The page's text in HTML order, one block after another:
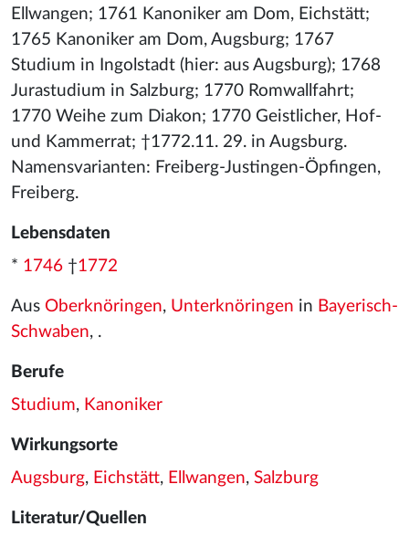
Ellwangen; 1761 Kanoniker am Dom, Eichstätt;
1765 Kanoniker am Dom, Augsburg; 1767
Studium in Ingolstadt (hier: aus Augsburg); 1768
Jurastudium in Salzburg; 1770 Romwallfahrt;
1770 Weihe zum Diakon; 1770 Geistlicher, Hof-
und Kammerrat; †1772.11. 29. in Augsburg.
Namensvarianten: Freiberg-Justingen-Öpfingen,
Freiberg.
Lebensdaten
* 1746 †1772
Aus Oberknöringen, Unterknöringen in Bayerisch-
Schwaben, .
Berufe
Studium, Kanoniker
Wirkungsorte
Augsburg, Eichstätt, Ellwangen, Salzburg
Literatur/Quellen